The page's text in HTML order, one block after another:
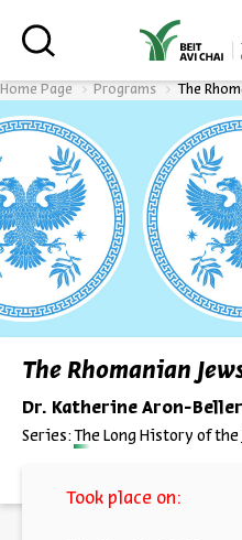
Home Page Programs The
The Rhomanian
Dr. Katherine Aron-Beller
Series: The Long History of the
Took place on:
Always be in
BEIT AVI
*Email